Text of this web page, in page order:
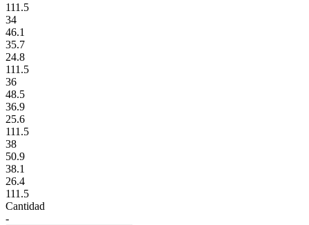
111.5
34
46.1
35.7
24.8
111.5
36
48.5
36.9
25.6
111.5
38
50.9
38.1
26.4
111.5
Cantidad
-